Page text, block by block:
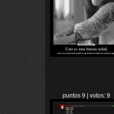
puntos 9 | votos: 9